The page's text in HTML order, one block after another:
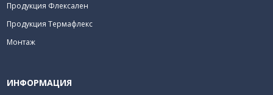
Продукция Флексален
Продукция Термафлекс
Монтаж
ИНФОРМАЦИЯ